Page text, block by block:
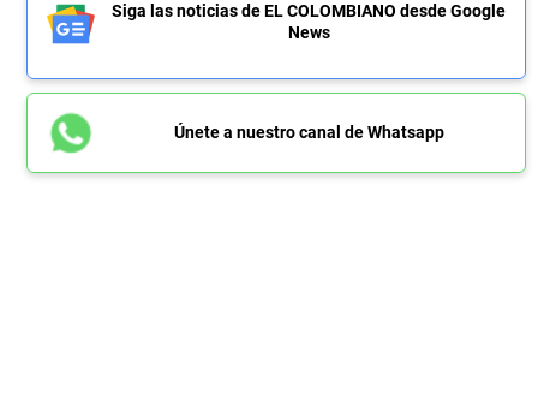
Siga las noticias de EL COLOMBIANO desde Google
News
Únete a nuestro canal de Whatsapp